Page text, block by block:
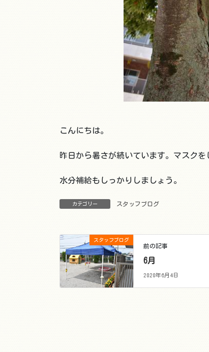
こんにちは。
昨日から暑さが続いています。マスクを
水分補給もしっかりしましょう。
カテゴリー スタッフブログ
スタッフブログ
前の記事
6月
2020年6月4日